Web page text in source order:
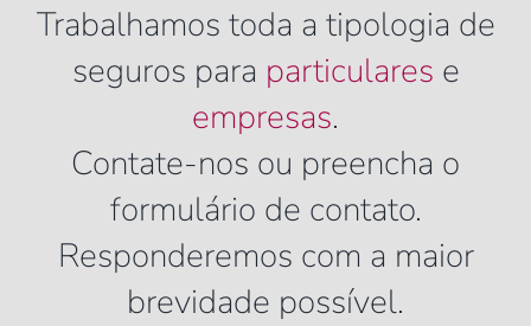
Trabalhamos toda a tipologia de
seguros para particulares e
empresas.
Contate-nos ou preencha o
formulário de contato.
Responderemos com a maior
brevidade possível.